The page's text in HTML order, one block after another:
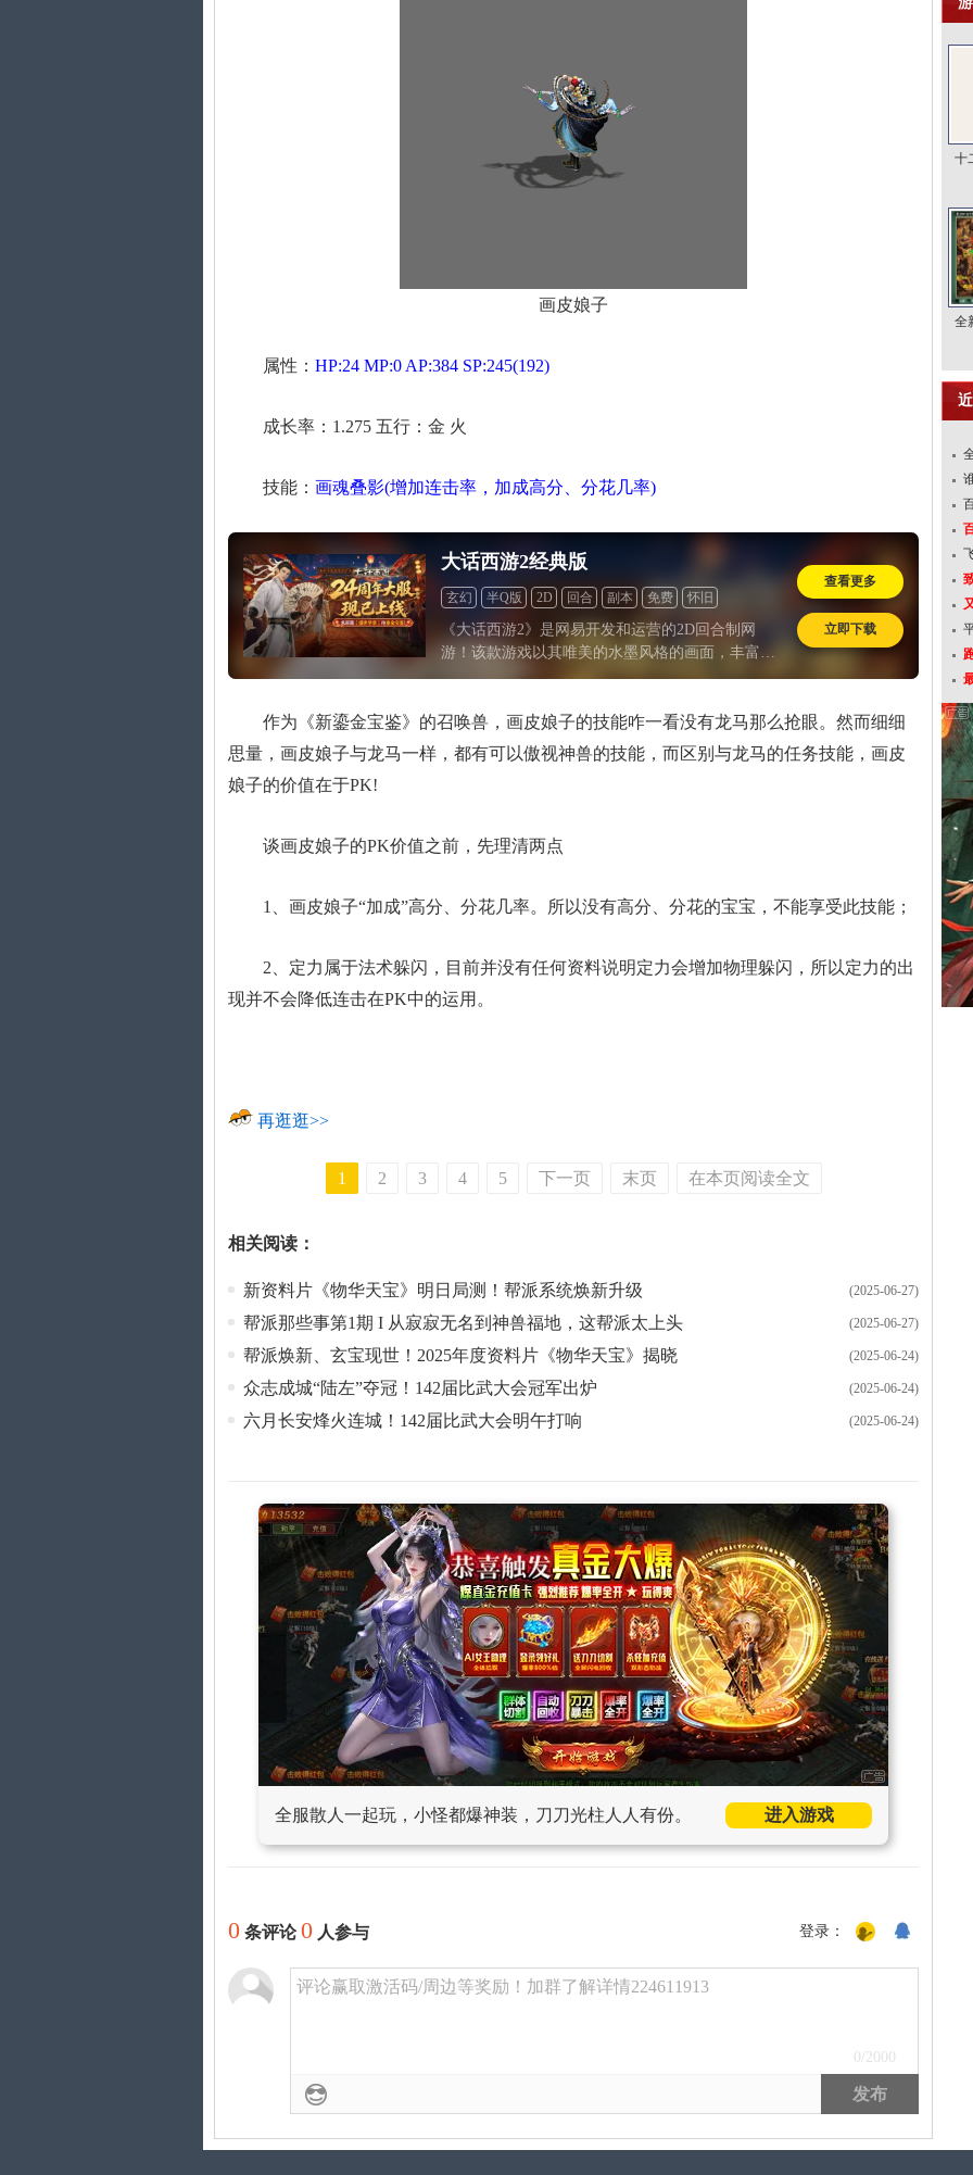
画皮娘子
属性： HP:24 MP:0 AP:384 SP:245(192)
成长率：1.275 五行：金 火
技能： 画魂叠影(增加连击率，加成高分、分花几率)
大话西游2经典版
玄幻 半Q版 2D 回合 副本 免费 怀旧
《大话西游2》是网易开发和运营的2D回合制网
游！该款游戏以其唯美的水墨风格的画面，丰富多
彩的剧情，花样百出的活动，各具特色的装备召唤
网游玩家的青睐，直到今天
查看更多
立即下载
作为《新鎏金宝鉴》的召唤兽，画皮娘子的技能咋一看没有龙马那么抢眼。然而细细
思量，画皮娘子与龙马一样，都有可以傲视神兽的技能，而区别与龙马的任务技能，画皮
娘子的价值在于PK!
谈画皮娘子的PK价值之前，先理清两点
1、画皮娘子“加成”高分、分花几率。所以没有高分、分花的宝宝，不能享受此技能；
2、定力属于法术躲闪，目前并没有任何资料说明定力会增加物理躲闪，所以定力的出
现并不会降低连击在PK中的运用。
再逛逛>>
1 2 3 4 5 下一页 末页 在本页阅读全文
相关阅读：
(2025-06-27)
新资料片《物华天宝》明日局测！帮派系统焕新升级
(2025-06-27)
帮派那些事第1期 I 从寂寂无名到神兽福地，这帮派太上头
(2025-06-24)
帮派焕新、玄宝现世！2025年度资料片《物华天宝》揭晓
(2025-06-24)
众志成城“陆左”夺冠！142届比武大会冠军出炉
(2025-06-24)
六月长安烽火连城！142届比武大会明午打响
全服散人一起玩，小怪都爆神装，刀刀光柱人人有份。 进入游戏
0 条评论0 人参与 登录：
评论赢取激活码/周边等奖励！加群了解详情224611913
0 /2000
发布
十
全